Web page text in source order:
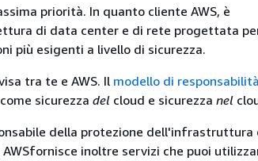
priorità. In quanto cliente AWS, è
di data center e di rete progettata
più esigenti a livello di sicurezza.
tra te e AWS. Il modello di responsabilità
sicurezza delcloud e sicurezza nel
della protezione dell'infrastruttura
AWSfornisce inoltre servizi che puoi